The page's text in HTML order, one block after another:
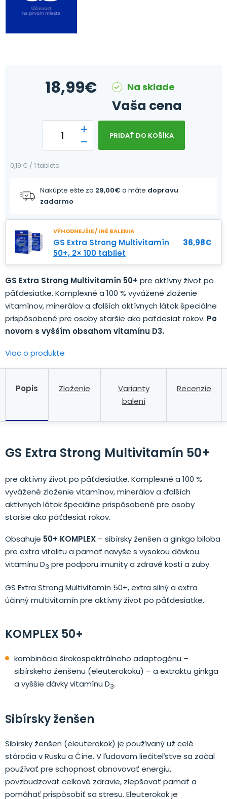
18,99€ Na sklade
Vaša cena
PRIDAŤ DO KOŠÍKA
0,19 € / 1 tableta
Nakúpte ešte za 29,00€ a máte dopravu
zadarmo
VÝHODNEJŠIE / INÉ BALENIA
GS Extra Strong Multivitamín
50+, 2× 100 tabliet
36,98€
GS Extra Strong Multivitamín 50+ pre aktívny život po
päťdesiatke. Komplexné a 100 % vyvážené zloženie
vitamínov, minerálov a ďalších aktívnych látok špeciálne
prispôsobené pre osoby staršie ako päťdesiat rokov. Po
novom s vyšším obsahom vitamínu D3.
Viac o produkte
Popis Zloženie
Varianty
balení
Recenzie
GS Extra Strong Multivitamín 50+
pre aktívny život po päťdesiatke. Komplexné a 100 %
vyvážené zloženie vitamínov, minerálov a ďalších
aktívnych látok špeciálne prispôsobené pre osoby
staršie ako päťdesiat rokov.
Obsahuje 50+ KOMPLEX – sibírsky ženšen a ginkgo biloba
pre extra vitalitu a pamäť navyše s vysokou dávkou
vitamínu D3 pre podporu imunity a zdravé kosti a zuby.
GS Extra Strong Multivitamín 50+, extra silný a extra
účinný multivitamín pre aktívny život po päťdesiatke.
KOMPLEX 50+
kombinácia širokospektrálneho adaptogénu –
sibírskeho ženšenu (eleuterokoku) – a extraktu ginkga
a vyššie dávky vitamínu D3.
Sibírsky ženšen
Sibírsky ženšen (eleuterokok) je používaný už celé
stáročia v Rusku a Číne. V ľudovom liečiteľstve sa začal
používať pre schopnosť obnovovať energiu,
povzbudzovať celkové zdravie, zlepšovať pamäť a
pomáhať prispôsobiť sa stresu. Eleuterokok je